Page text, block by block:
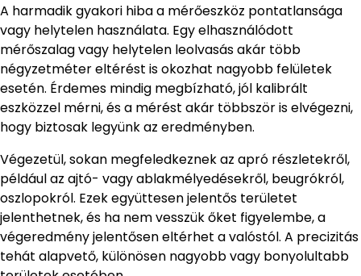
A harmadik gyakori hiba a mérőeszköz pontatlansága
vagy helytelen használata. Egy elhasználódott
mérőszalag vagy helytelen leolvasás akár több
négyzetméter eltérést is okozhat nagyobb felületek
esetén. Érdemes mindig megbízható, jól kalibrált
eszközzel mérni, és a mérést akár többször is elvégezni,
hogy biztosak legyünk az eredményben.
Végezetül, sokan megfeledkeznek az apró részletekről,
például az ajtó- vagy ablakmélyedésekről, beugrókról,
oszlopokról. Ezek együttesen jelentős területet
jelenthetnek, és ha nem vesszük őket figyelembe, a
végeredmény jelentősen eltérhet a valóstól. A precizitás
tehát alapvető, különösen nagyobb vagy bonyolultabb